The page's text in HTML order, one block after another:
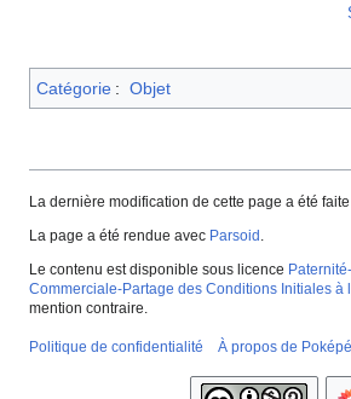
Catégorie : Objet
La dernière modification de cette page a été
La page a été rendue avec Parsoid
Le contenu est disponible sous licence
Commerciale-Partage des Conditions Initiales à
mention contraire.
Politique de confidentialité À propos de